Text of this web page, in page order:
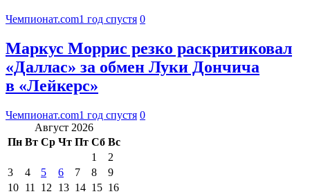
Чемпионат.com1 год спустя 0
Маркус Моррис резко раскритиковал
«Даллас» за обмен Луки Дончича
в «Лейкерс»
Чемпионат.com1 год спустя 0
Август 2026
Пн Вт Ср Чт Пт Сб Вс
1
2
3
4 5 6 7 8
9
10 11 12 13 14 15 16